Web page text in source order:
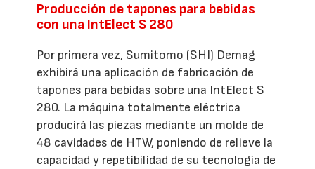
Producción de tapones para bebidas
con una IntElect S 280
Por primera vez, Sumitomo (SHI) Demag
exhibirá una aplicación de fabricación de
tapones para bebidas sobre una IntElect S
280. La máquina totalmente eléctrica
producirá las piezas mediante un molde de
48 cavidades de HTW, poniendo de relieve la
capacidad y repetibilidad de su tecnología de